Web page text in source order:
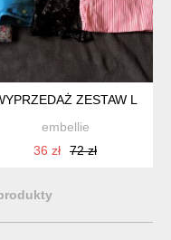
ZESTAW L
embellie
36 zł
72 zł